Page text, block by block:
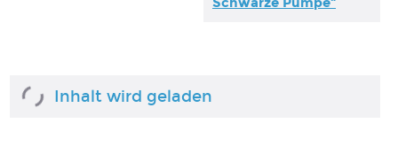
Inhalt wird geladen